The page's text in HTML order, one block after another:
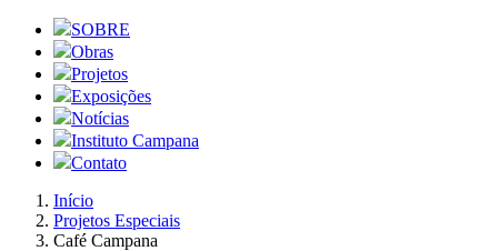
SOBRE
Obras
Projetos
Exposições
Notícias
Instituto Campana
Contato
Início
Projetos Especiais
Café Campana